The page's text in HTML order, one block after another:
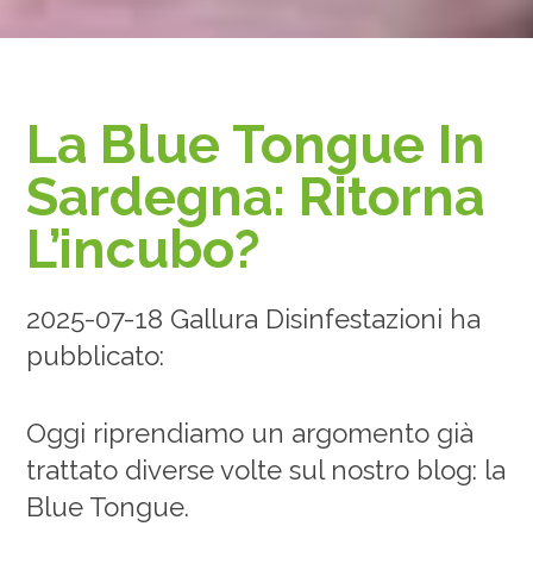
La Blue Tongue In
Sardegna: Ritorna
L’incubo?
2025-07-18 Gallura Disinfestazioni ha
pubblicato:
Oggi riprendiamo un argomento già
trattato diverse volte sul nostro blog: la
Blue Tongue.